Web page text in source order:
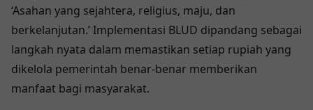
‘Asahan yang sejahtera, religius, maju, dan
berkelanjutan.’ Implementasi BLUD dipandang sebagai
langkah nyata dalam memastikan setiap rupiah yang
dikelola pemerintah benar-benar memberikan
manfaat bagi masyarakat.